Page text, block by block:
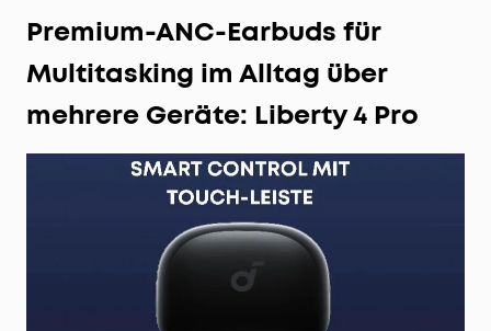
Premium-ANC-Earbuds für
Multitasking im Alltag über
mehrere Geräte: Liberty 4 Pro